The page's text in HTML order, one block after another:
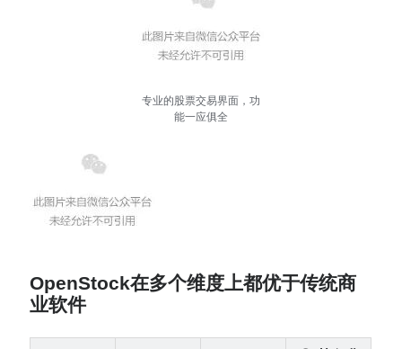
专业的股票交易界面，功
能一应俱全
OpenStock在多个维度上都优于传统商
业软件